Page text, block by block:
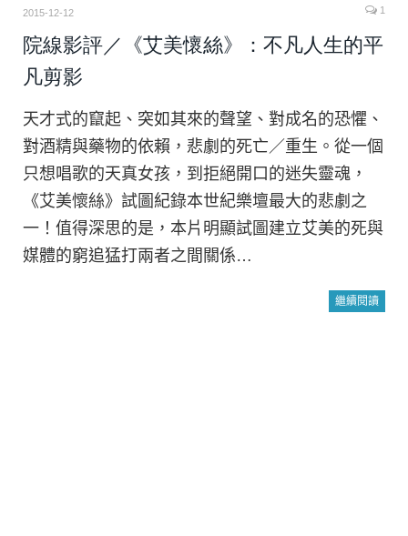
2015-12-12 1
院線影評／《艾美懷絲》：不凡人生的平
凡剪影
天才式的竄起、突如其來的聲望、對成名的恐懼、
對酒精與藥物的依賴，悲劇的死亡／重生。從一個
只想唱歌的天真女孩，到拒絕開口的迷失靈魂，
《艾美懷絲》試圖紀錄本世紀樂壇最大的悲劇之
一！值得深思的是，本片明顯試圖建立艾美的死與
媒體的窮追猛打兩者之間關係…
繼續閱讀